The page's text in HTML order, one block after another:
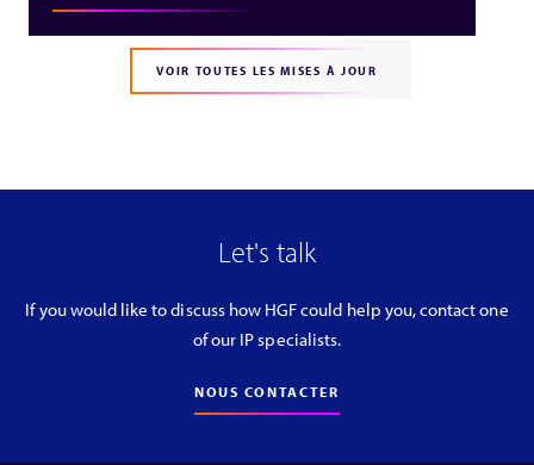
VOIR TOUTES LES MISES À JOUR
Let's talk
If you would like to discuss how HGF could help you, contact one
of our IP specialists.
NOUS CONTACTER